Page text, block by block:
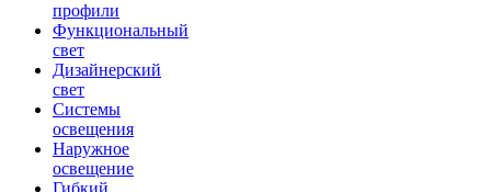
профили
Функциональный
свет
Дизайнерский
свет
Системы
освещения
Наружное
освещение
Гибкий